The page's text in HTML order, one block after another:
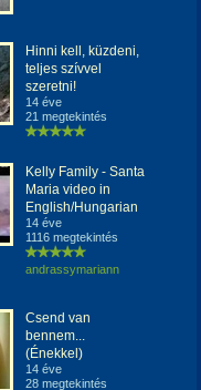
Hinni kell, küzdeni,
teljes szívvel
szeretni!
14 éve
21 megtekintés
Kelly Family - Santa
Maria video in
English/Hungarian
14 éve
1116 megtekintés
andrassymariann
Csend van
bennem...
(Énekkel)
14 éve
28 megtekintés